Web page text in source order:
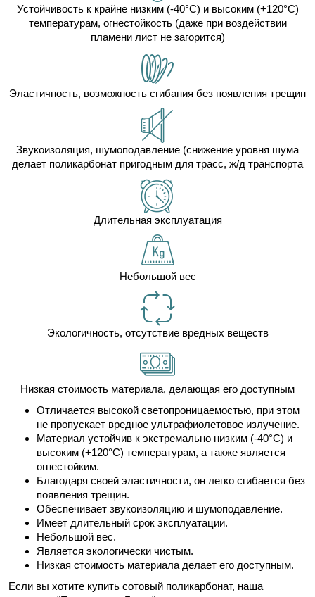
Устойчивость к крайне низким (-40°C) и высоким (+120°C)
температурам, огнестойкость (даже при воздействии
пламени лист не загорится)
Эластичность, возможность сгибания без появления трещин
Звукоизоляция, шумоподавление (снижение уровня шума
делает поликарбонат пригодным для трасс, ж/д транспорта
Длительная эксплуатация
Небольшой вес
Экологичность, отсутствие вредных веществ
Низкая стоимость материала, делающая его доступным
Отличается высокой светопроницаемостью, при этом
не пропускает вредное ультрафиолетовое излучение.
Материал устойчив к экстремально низким (-40°C) и
высоким (+120°C) температурам, а также является
огнестойким.
Благодаря своей эластичности, он легко сгибается без
появления трещин.
Обеспечивает звукоизоляцию и шумоподавление.
Имеет длительный срок эксплуатации.
Небольшой вес.
Является экологически чистым.
Низкая стоимость материала делает его доступным.
Если вы хотите купить сотовый поликарбонат, наша